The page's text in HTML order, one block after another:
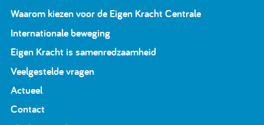
Waarom kiezen voor de Eigen Kracht Centrale
Internationale beweging
Eigen Kracht is samenredzaamheid
Veelgestelde vragen
Actueel
Contact